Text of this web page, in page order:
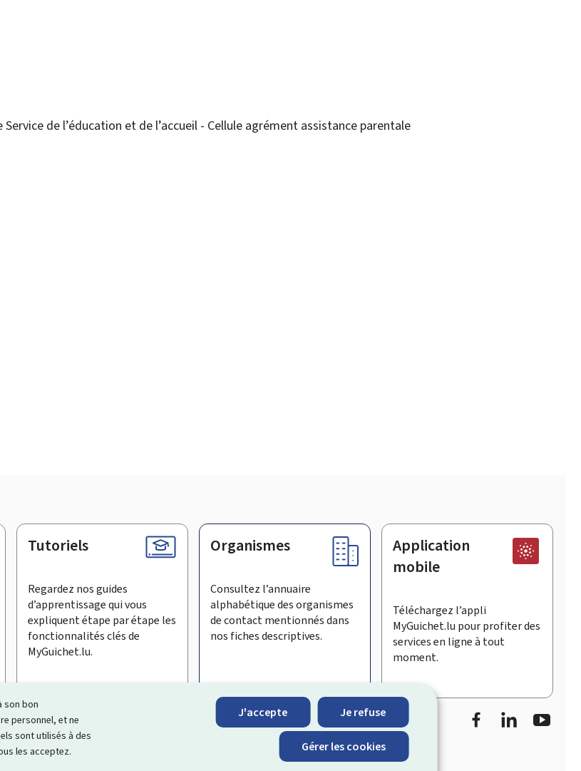
son bon
personnel, et ne
sont utilisés à des
les acceptez.
J'accepte Je refuse
Gérer les cookies
Service de l’éducation et de l’accueil - Cellule agrément assistance parentale
Tutoriels
Regardez nos guides
d’apprentissage qui vous
expliquent étape par étape les
fonctionnalités clés de
MyGuichet.lu.
Organismes
Consultez l’annuaire
alphabétique des organismes
de contact mentionnés dans
nos fiches descriptives.
Application
mobile
Téléchargez l’appli
MyGuichet.lu pour profiter des
services en ligne à tout
moment.
FacebookLinkedIn
vous aide à
informe sur les